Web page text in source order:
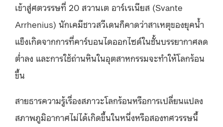
เข้าสู่ศตวรรษที่ 20 สวานเต อาร์เรเนียส (Svante
Arrhenius) นักเคมีชาวสวีเดนก็คาดว่าสาเหตุของยุคน้ำ
แข็งเกิดจากการที่คาร์บอนไดออกไซด์ในชั้นบรรยากาศลด
ต่ำลง และการใช้ถ่านหินในอุตสาหกรรมจะทำให้โลกร้อน
ขึ้น
สายธารความรู้เรื่องสภาวะโลกร้อนหรือการเปลี่ยนแปลง
สภาพภูมิอากาศไม่ได้เกิดขึ้นในหนึ่งหรือสองทศวรรษนี้